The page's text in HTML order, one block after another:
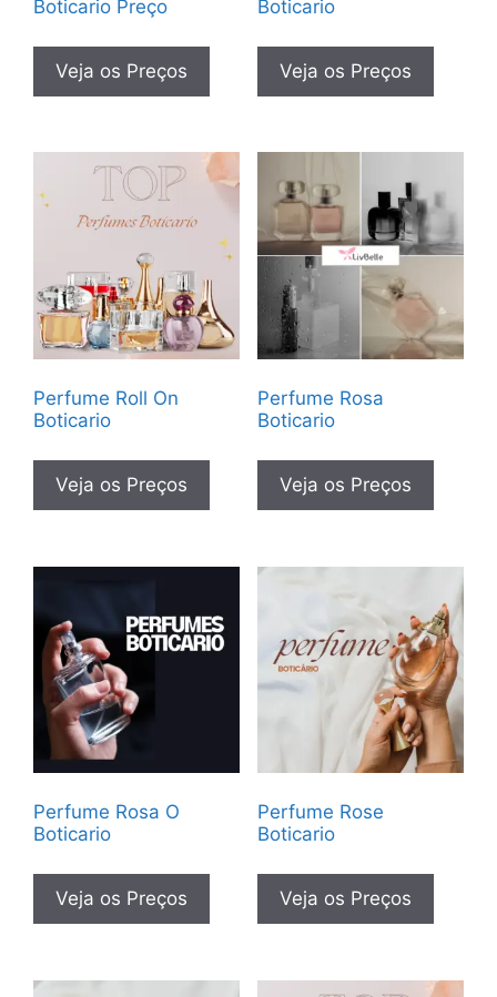
Boticario Preço
Veja os Preços
Boticario
Veja os Preços
Perfume Roll On
Boticario
Veja os Preços
Perfume Rosa
Boticario
Veja os Preços
Perfume Rosa O
Boticario
Veja os Preços
Perfume Rose
Boticario
Veja os Preços